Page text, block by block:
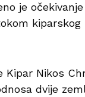
je
Kipar Nikos
dvije